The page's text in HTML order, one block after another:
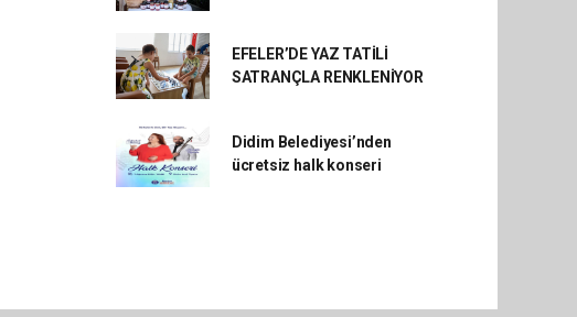
EFELER’DE YAZ TATİLİ
SATRANÇLA RENKLENİYOR
Didim Belediyesi’nden
ücretsiz halk konseri